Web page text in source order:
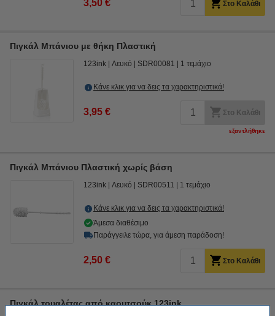
3,50 € Στο Καλάθι
Πιγκάλ Μπάνιου με θήκη Πλαστική
123ink Λευκό SDR00081 1 τεμάχιο
Κάνε κλικ για να δεις τα χαρακτηριστικά!
3,95 € Στο Καλάθι
εξαντλήθηκε
Πιγκάλ Μπάνιου Πλαστική χωρίς βάση
123ink Λευκό SDR00511 1 τεμάχιο
Κάνε κλικ για να δεις τα χαρακτηριστικά!
Άμεσα διαθέσιμο
Παράγγειλε τώρα, για άμεση παράδοση!
2,50 € Στο Καλάθι
Πιγκάλ τουαλέτας από καουτσούκ 123ink